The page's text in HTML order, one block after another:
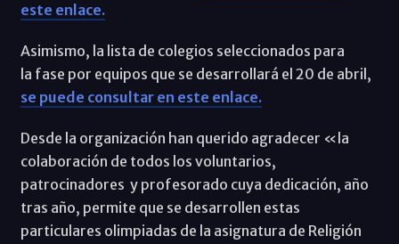
este enlace.
Asimismo, la lista de colegios seleccionados para
la fase por equipos que se desarrollará el 20 de abril,
se puede consultar en este enlace.
Desde la organización han querido agradecer «la
colaboración de todos los voluntarios,
patrocinadores y profesorado cuya dedicación, año
tras año, permite que se desarrollen estas
particulares olimpiadas de la asignatura de Religión